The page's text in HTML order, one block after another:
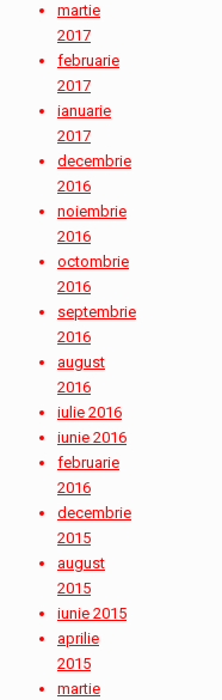
martie
2017
februarie
2017
ianuarie
2017
decembrie
2016
noiembrie
2016
octombrie
2016
septembrie
2016
august
2016
iulie 2016
iunie 2016
februarie
2016
decembrie
2015
august
2015
iunie 2015
aprilie
2015
martie